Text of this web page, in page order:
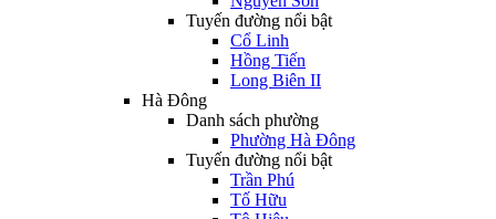
Tuyến đường nổi bật
Cổ Linh
Hồng Tiến
Long Biên II
Hà Đông
Danh sách phường
Phường Hà Đông
Tuyến đường nổi bật
Trần Phú
Tố Hữu